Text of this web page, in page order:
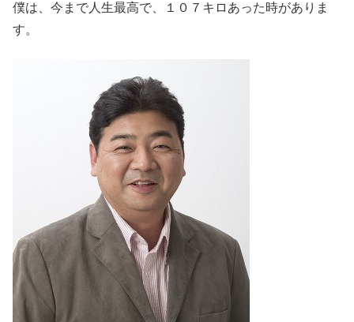
僕は、今まで人生最高で、１０７キロあった時がありま
す。